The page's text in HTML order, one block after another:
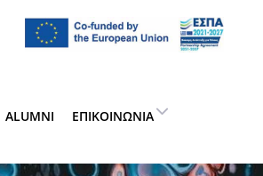
ALUMNI ΕΠΙΚΟΙΝΩΝΊΑ